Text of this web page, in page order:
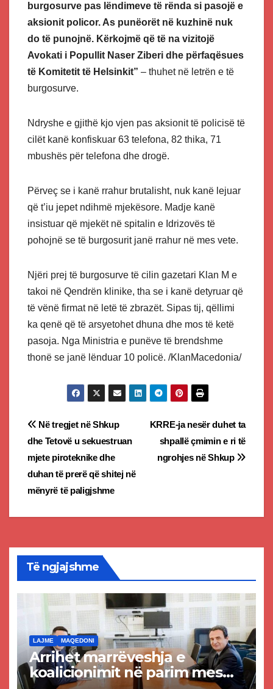
burgosurve pas lëndimeve të rënda si pasojë e
aksionit policor. As punëorët në kuzhinë nuk
do të punojnë. Kërkojmë që të na vizitojë
Avokati i Popullit Naser Ziberi dhe përfaqësues
të Komitetit të Helsinkit” – thuhet në letrën e të
burgosurve.
Ndryshe e gjithë kjo vjen pas aksionit të policisë të
cilët kanë konfiskuar 63 telefona, 82 thika, 71
mbushës për telefona dhe drogë.
Përveç se i kanë rrahur brutalisht, nuk kanë lejuar
që t’iu jepet ndihmë mjekësore. Madje kanë
insistuar që mjekët në spitalin e Idrizovës të
pohojnë se të burgosurit janë rrahur në mes vete.
Njëri prej të burgosurve të cilin gazetari Klan M e
takoi në Qendrën klinike, tha se i kanë detyruar që
të vënë firmat në letë të zbrazët. Sipas tij, qëllimi
ka qenë që të arsyetohet dhuna dhe mos të ketë
pasoja. Nga Ministria e punëve të brendshme
thonë se janë lënduar 10 policë. /KlanMacedonia/
Post
navigation
KRRE-ja nesër duhet ta
shpallë çmimin e ri të
ngrohjes në Shkup
Në tregjet në Shkup
dhe Tetovë u sekuestruan
mjete piroteknike dhe
duhan të prerë që shitej në
mënyrë të paligjshme
Të ngjajshme
LAJME MAQEDONI
Arrihet marrëveshja e
koalicionimit në parim mes